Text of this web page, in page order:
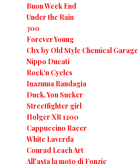
Buon Week End
Under the Rain
300
Forever Young
Cbx by Old Style Chemical Garage
Nippo Ducati
Rock'n Cycles
Inazuma Randagia
Duck, You Sucker
Streetfighter girl
Holger XR 1200
Cappuccino Racer
White Laverda
Conrad Leach Art
All'asta la moto di Fonzie